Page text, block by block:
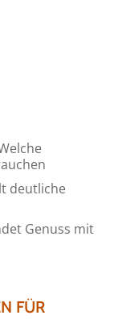
deutliche
Genuss mit
FÜR